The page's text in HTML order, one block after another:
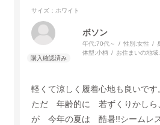
サイズ：ホワイト
ボソン
年代:70代～ 性別:女性
体型:小柄 お住まいの地域:
軽くて涼しく履着心地も良いです
ただ 年齢的に 若ずくりかしら
が 今年の夏は 酷暑!!シームレ